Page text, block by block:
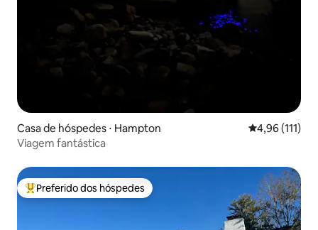
Casa de hóspedes ⋅ Hampton 4,96 de uma
4,96 (111)
Viagem fantástica
Entre os melhores preferidos dos hóspedes
Preferido dos hóspedes